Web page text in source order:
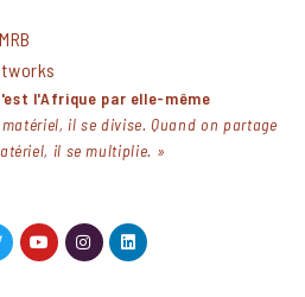
l'Afrique par elle-même
il se divise. Quand on partage
il se multiplie. »